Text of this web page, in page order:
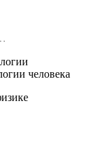
человека